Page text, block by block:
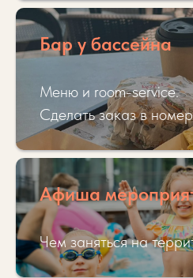
Бар у бассейна
Меню и room-service.
Сделать заказ в номер
Афиша
Чем заняться на